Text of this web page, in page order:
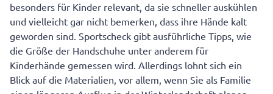
besonders für Kinder relevant, da sie schneller auskühlen
und vielleicht gar nicht bemerken, dass ihre Hände kalt
geworden sind. Sportscheck gibt ausführliche Tipps, wie
die Größe der Handschuhe unter anderem für
Kinderhände gemessen wird. Allerdings lohnt sich ein
Blick auf die Materialien, vor allem, wenn Sie als Familie